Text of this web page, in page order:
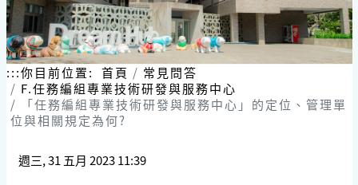
跳
到
主
要
內
塊
:::你目前位置: 首頁
常見問答
F.任務編組專業技術研發與服務中心
「任務編組專業技術研發與服務中心」的定位、管理單
位與相關規定為何?
週三, 31 五月 2023 11:39